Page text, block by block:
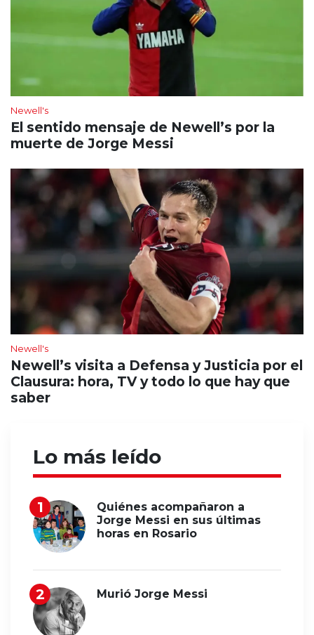
Newell's
El sentido mensaje de Newell’s por la
muerte de Jorge Messi
Newell's
Newell’s visita a Defensa y Justicia por el
Clausura: hora, TV y todo lo que hay que
saber
Lo más leído
Quiénes acompañaron a
Jorge Messi en sus últimas
horas en Rosario
Murió Jorge Messi